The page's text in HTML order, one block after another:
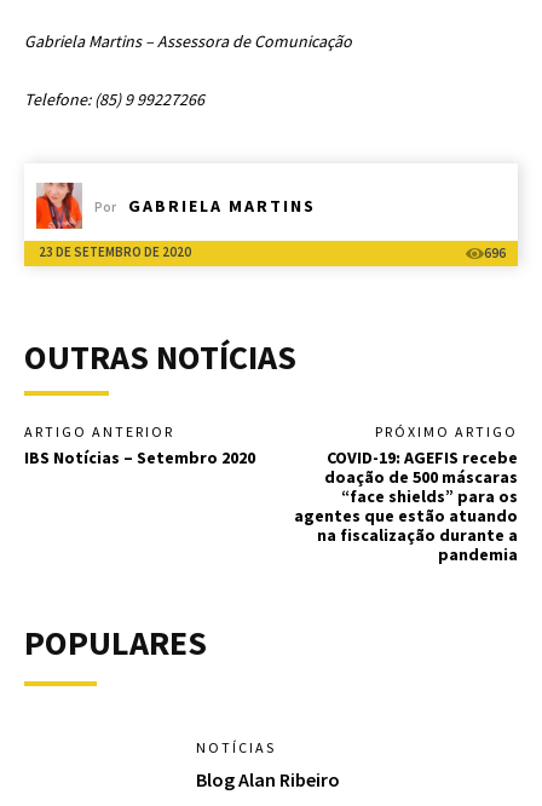
Gabriela Martins – Assessora de Comunicação
Telefone: (85) 9 99227266
Por GABRIELA MARTINS
23 DE SETEMBRO DE 2020 696
OUTRAS NOTÍCIAS
ARTIGO ANTERIOR
IBS Notícias – Setembro 2020
PRÓXIMO ARTIGO
COVID-19: AGEFIS recebe
doação de 500 máscaras
“face shields” para os
agentes que estão atuando
na fiscalização durante a
pandemia
POPULARES
NOTÍCIAS
Blog Alan Ribeiro